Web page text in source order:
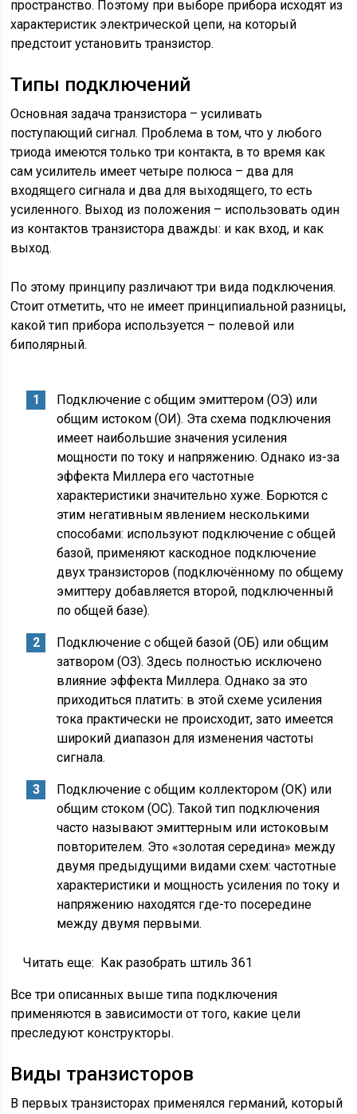
пространство. Поэтому при выборе прибора исходят из
характеристик электрической цепи, на который
предстоит установить транзистор.
Типы подключений
Основная задача транзистора – усиливать
поступающий сигнал. Проблема в том, что у любого
триода имеются только три контакта, в то время как
сам усилитель имеет четыре полюса – два для
входящего сигнала и два для выходящего, то есть
усиленного. Выход из положения – использовать один
из контактов транзистора дважды: и как вход, и как
выход.
По этому принципу различают три вида подключения.
Стоит отметить, что не имеет принципиальной разницы,
какой тип прибора используется – полевой или
биполярный.
Подключение с общим эмиттером (ОЭ) или
общим истоком (ОИ). Эта схема подключения
имеет наибольшие значения усиления
мощности по току и напряжению. Однако из-за
эффекта Миллера его частотные
характеристики значительно хуже. Борются с
этим негативным явлением несколькими
способами: используют подключение с общей
базой, применяют каскодное подключение
двух транзисторов (подключённому по общему
эмиттеру добавляется второй, подключенный
по общей базе).
Подключение с общей базой (ОБ) или общим
затвором (ОЗ). Здесь полностью исключено
влияние эффекта Миллера. Однако за это
приходиться платить: в этой схеме усиления
тока практически не происходит, зато имеется
широкий диапазон для изменения частоты
сигнала.
Подключение с общим коллектором (ОК) или
общим стоком (ОС). Такой тип подключения
часто называют эмиттерным или истоковым
повторителем. Это «золотая середина» между
двумя предыдущими видами схем: частотные
характеристики и мощность усиления по току и
напряжению находятся где-то посередине
между двумя первыми.
Читать еще: Как разобрать штиль 361
Все три описанных выше типа подключения
применяются в зависимости от того, какие цели
преследуют конструкторы.
Виды транзисторов
В первых транзисторах применялся германий, который